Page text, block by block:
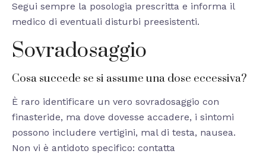
Segui sempre la posologia prescritta e informa il
medico di eventuali disturbi preesistenti.
Sovradosaggio
Cosa succede se si assume una dose eccessiva?
È raro identificare un vero sovradosaggio con
finasteride, ma dove dovesse accadere, i sintomi
possono includere vertigini, mal di testa, nausea.
Non vi è antidoto specifico: contatta